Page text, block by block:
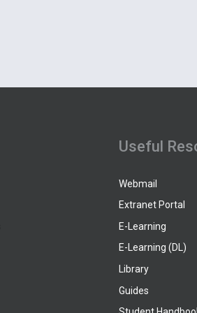
Useful
Webmail
Extranet Portal
E-Learning
E-Learning (DL)
Library
Guides